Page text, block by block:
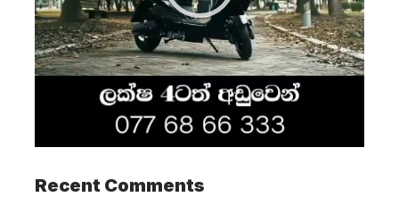
Recent Comments